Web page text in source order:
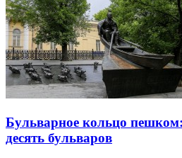
Бульварное кольцо
десять бульваров